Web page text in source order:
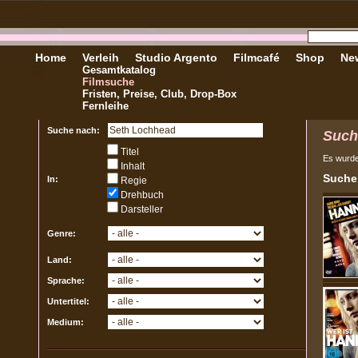
Home Verleih
Gesamtkatalog
Filmsuche
Fristen, Preise, Club, Drop-Box
Fernleihe
Studio Argento Filmcafé Shop
Suche nach:
In:
Titel
Inhalt
Regie
Drehbuch
Darsteller
Genre:
Land:
Sprache:
Untertitel:
Medium:
Es